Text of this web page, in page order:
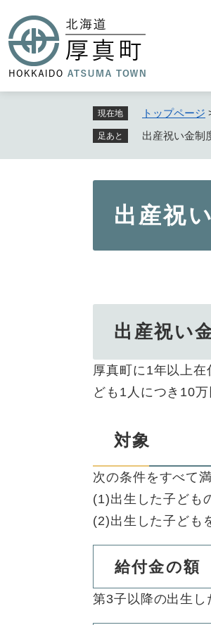
ジ
先
頭
現在地 トップページ
足あと 出産祝い金制
出産祝
出産祝い
厚真町に1年以上
ども1人につき10
対象
次の条件をすべて
(1)出生した子ども
(2)出生した子ども
給付金の額
第3子以降の出生し